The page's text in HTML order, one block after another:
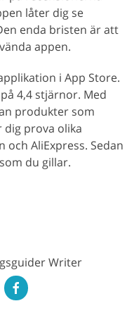
låter dig se
enda bristen är att
appen.
i App Store.
4,4 stjärnor. Med
produkter som
dig prova olika
AliExpress. Sedan
du gillar.
Writer